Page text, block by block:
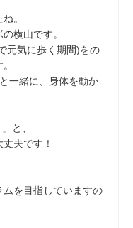
。
横山です。
元気に歩く期間)をの
一緒に、身体を動か
と、
夫です！
を目指していますの